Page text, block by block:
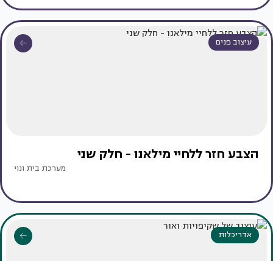
עיצוב פנים
הצבע חזר ללחיי מילאנו - חלק שני
מערכת בית ונוי
אדריכלות